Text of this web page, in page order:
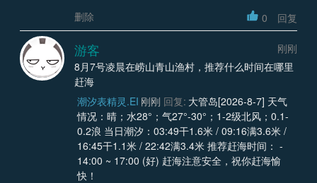
删除
0 回复
游客
刚刚
8月7号凌晨在崂山青山渔村，推荐什么时间在哪里
赶海
潮汐表精灵.EI 刚刚 回复: 大管岛[2026-8-7] 天气
情况：晴；水28°；气27°-30°；1-2级北风；0.1-
0.2浪 当日潮汐：03:49干1.6米 / 09:16满3.6米 /
16:45干1.1米 / 22:42满3.4米 推荐赶海时间： -
14:00 ~ 17:00 (好) 赶海注意安全，祝你赶海愉
快！